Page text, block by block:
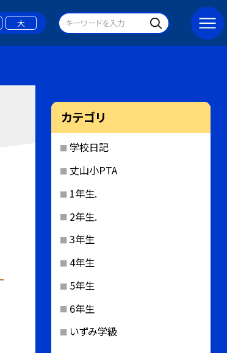
大
カテゴリ
学校日記
丈山小PTA
1年生.
2年生.
3年生
4年生
5年生
6年生
いずみ学級